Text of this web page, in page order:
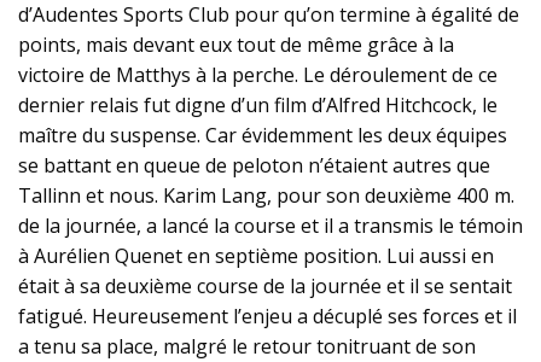
d’Audentes Sports Club pour qu’on termine à égalité de
points, mais devant eux tout de même grâce à la
victoire de Matthys à la perche. Le déroulement de ce
dernier relais fut digne d’un film d’Alfred Hitchcock, le
maître du suspense. Car évidemment les deux équipes
se battant en queue de peloton n’étaient autres que
Tallinn et nous. Karim Lang, pour son deuxième 400 m.
de la journée, a lancé la course et il a transmis le témoin
à Aurélien Quenet en septième position. Lui aussi en
était à sa deuxième course de la journée et il se sentait
fatigué. Heureusement l’enjeu a décuplé ses forces et il
a tenu sa place, malgré le retour tonitruant de son